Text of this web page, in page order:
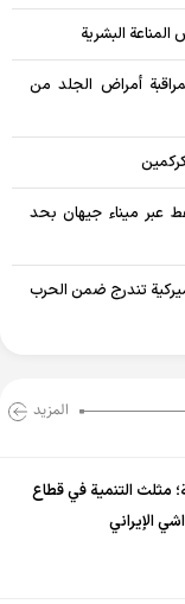
البشرية
أمراض الجلد من
عبر ميناء جيهان بحد
تندرج ضمن الحرب
المزید
مثلث التنمية في قطاع
الإيراني